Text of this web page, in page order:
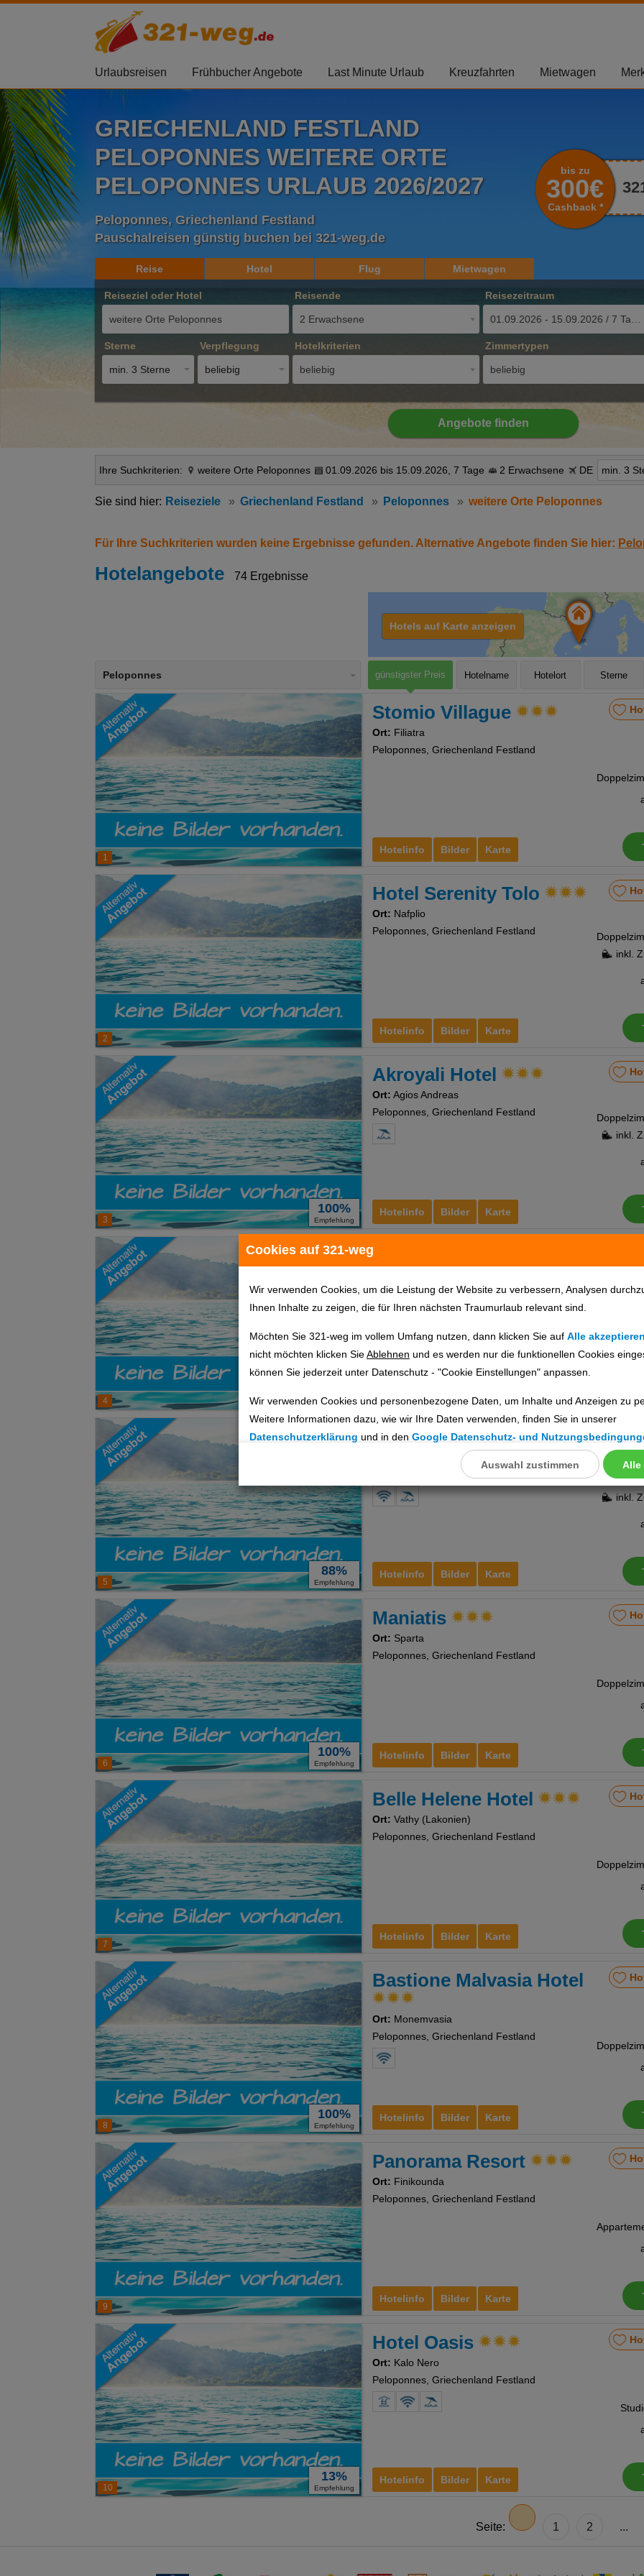
Cookies auf 321-weg
Wir verwenden Cookies, um die Leistung der Website zu verbessern, Analysen
Ihnen Inhalte zu zeigen, die für Ihren nächsten Traumurlaub relevant sind.
Möchten Sie 321-weg im vollem Umfang nutzen, dann klicken Sie auf Alle akzeptieren
nicht möchten klicken SieAblehnen und es werden nur die funktionellen Cookies
können Sie jederzeit unter Datenschutz - "Cookie Einstellungen" anpassen.
Wir verwenden Cookies und personenbezogene Daten, um Inhalte und Anzeigen zu
Weitere Informationen dazu, wie wir Ihre Daten verwenden, finden Sie in unserer
Datenschutzerklärung und in den Google Datenschutz- und
Technische Cookies
Analyse
Social Media Cookies
Advertising
Erweiterte Einstellungen
Alle
Auswahl zustimmen
Urlaubsreisen Frühbucher Angebote Last Minute Urlaub Kreuzfahrten Mietwagen
GRIECHENLAND FESTLAND
PELOPONNES WEITERE ORTE
PELOPONNES URLAUB 2026/2027
Peloponnes, Griechenland Festland
Pauschalreisen günstig buchen bei 321-weg.de
bis zu
300€
Cashback *
Reise Hotel Flug Mietwagen
Reiseziel oder Hotel Reisende
2 Erwachsene
Reisezeitraum
01.09.2026 - 15.09.2026 / 7 Tage
Sterne
min. 3 Sterne
Verpflegung
beliebig
Hotelkriterien
beliebig
Zimmertypen
beliebig
Angebote finden
Ihre Suchkriterien: weitere Orte Peloponnes 01.09.2026 bis 15.09.2026, 7 Tage 2 Erwachsene DE min. 3
Reiseziele Griechenland Festland Peloponnes weitere Orte Peloponnes
Für Ihre Suchkriterien wurden keine Ergebnisse gefunden. Alternative Angebote finden Sie hier:
Hotelangebote 74 Ergebnisse
Hotels auf Karte anzeigen
Peloponnes günstigster Preis Hotelname Hotelort Sterne
1
Hotelinfo Bilder Karte
Stomio Villague
Ort: Filiatra
Peloponnes, Griechenland Festland
2
Hotelinfo Bilder Karte
Hotel Serenity Tolo
Ort: Nafplio
Peloponnes, Griechenland Festland
inkl.
3
100%
Empfehlung
Hotelinfo Bilder Karte
Akroyali Hotel
Ort: Agios Andreas
Peloponnes, Griechenland Festland
inkl.
4 Empfehlung
Flisvos Royal
Peloponnes, Griechenland Festland
5
88%
Empfehlung
Hotelinfo Bilder Karte
Tolo 1 und 2
Peloponnes, Griechenland Festland
inkl.
6
100%
Empfehlung
Hotelinfo Bilder Karte
Maniatis
Ort: Sparta
Peloponnes, Griechenland Festland
7
Hotelinfo Bilder Karte
Belle Helene Hotel
Ort: Vathy (Lakonien)
Peloponnes, Griechenland Festland
8
100%
Empfehlung
Hotelinfo Bilder Karte
Bastione Malvasia Hotel
Ort: Monemvasia
Peloponnes, Griechenland Festland
9
Hotelinfo Bilder Karte
Panorama Resort
Ort: Finikounda
Peloponnes, Griechenland Festland
10
13%
Empfehlung
Hotelinfo Bilder Karte
Hotel Oasis
Ort: Kalo Nero
Peloponnes, Griechenland Festland
Seite: 1 2 ...